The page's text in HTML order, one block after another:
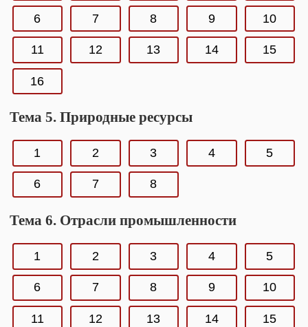
6 7 8 9 10
11 12 13 14 15
16
Тема 5. Природные ресурсы
1 2 3 4 5
6 7 8
Тема 6. Отрасли промышленности
1 2 3 4 5
6 7 8 9 10
11 12 13 14 15